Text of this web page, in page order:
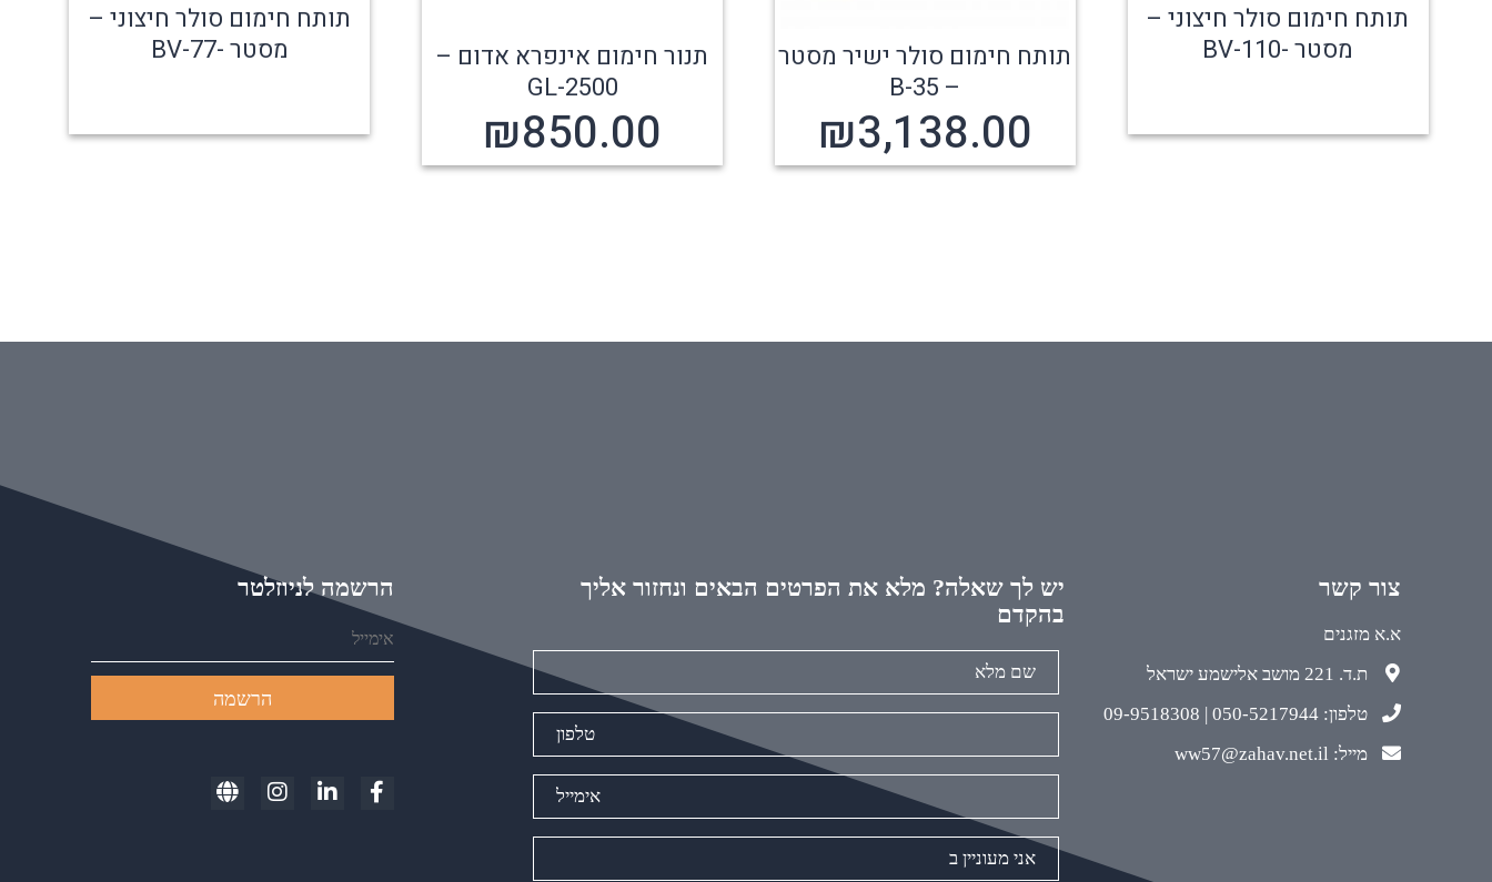
תותח חימום סולר חיצוני –
מסטר -110-BV
תותח חימום סולר ישיר מסטר
– B-35
₪3,138.00
תנור חימום אינפרא אדום –
GL-2500
₪850.00
תותח חימום סולר חיצוני –
מסטר -77-BV
צור קשר
א.א מזגנים
ת.ד. 221 מושב אלישמע ישראל
טלפון: 050-5217944 | 09-9518308
מייל: ww57@zahav.net.il
יש לך שאלה? מלא את הפרטים הבאים ונחזור אליך
בהקדם
הרשמה לניוזלטר